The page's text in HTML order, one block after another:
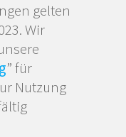
gelten
Wir
” für
Nutzung